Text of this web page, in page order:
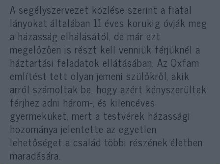
A segélyszervezet közlése szerint a fiatal
lányokat általában 11 éves korukig óvják meg
a házasság elhálásától, de már ezt
megelőzően is részt kell venniük férjüknél a
háztartási feladatok ellátásában. Az Oxfam
említést tett olyan jemeni szülőkről, akik
arról számoltak be, hogy azért kényszerültek
férjhez adni három-, és kilencéves
gyermeküket, mert a testvérek házassági
hozománya jelentette az egyetlen
lehetőséget a család többi részének életben
maradására.